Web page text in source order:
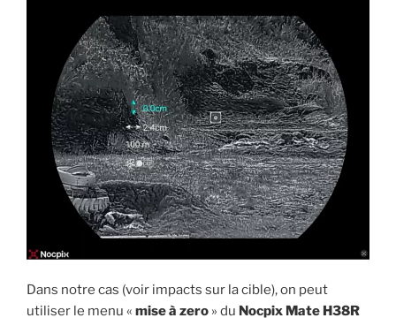
Dans notre cas (voir impacts sur la cible), on peut
utiliser le menu « mise à zero » du Nocpix Mate H38R